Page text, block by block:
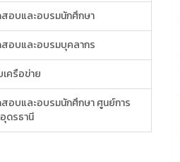
อบและอบรมนักศึกษา
อบและอบรมบุคลากร
เครือข่าย
อบและอบรมนักศึกษา ศูนย์การ
ดรธานี